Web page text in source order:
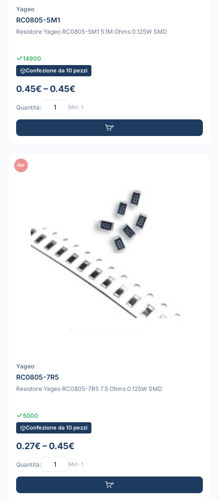
Yageo
RC0805-5M1
Resistore Yageo RC0805-5M1 5.1M Ohms 0.125W SMD
14900
Confezione da 10 pezzi
0.45€ – 0.45€
Quantità: Min: 1
PDF
Yageo
RC0805-7R5
Resistore Yageo RC0805-7R5 7.5 Ohms 0.125W SMD
5000
Confezione da 10 pezzi
0.27€ – 0.45€
Quantità: Min: 1